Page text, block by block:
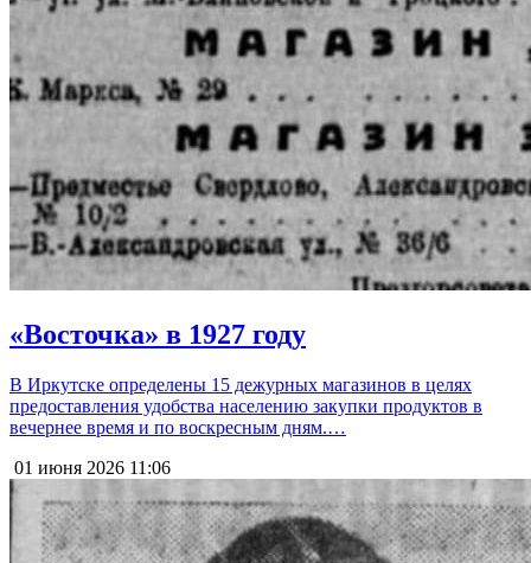
«Восточка» в 1927 году
В Иркутске определены 15 дежурных магазинов в целях
предоставления удобства населению закупки продуктов в
вечернее время и по воскресным дням.…
01 июня 2026 11:06